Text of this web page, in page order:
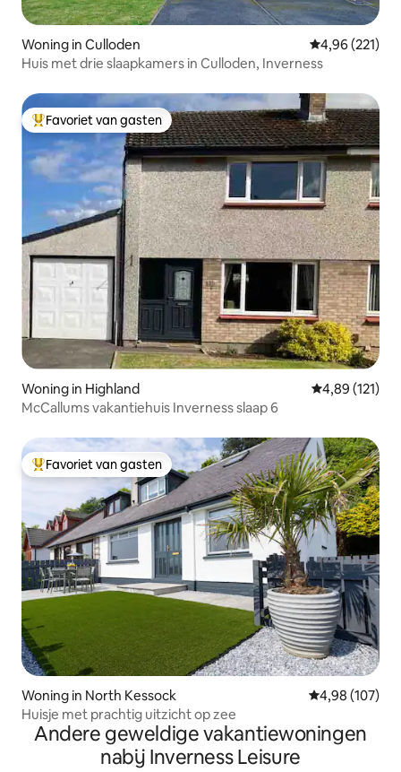
Woning in Culloden Gemiddelde
4,96 (221)
Huis met drie slaapkamers in Culloden, Inverness
Topfavoriet van gasten
Favoriet van gasten
Woning in Highland Gemiddelde
4,89 (121)
McCallums vakantiehuis Inverness slaap 6
Topfavoriet van gasten
Favoriet van gasten
Woning in North Kessock Gemiddelde
4,98 (107)
Huisje met prachtig uitzicht op zee
Andere geweldige vakantiewoningen
nabij Inverness Leisure